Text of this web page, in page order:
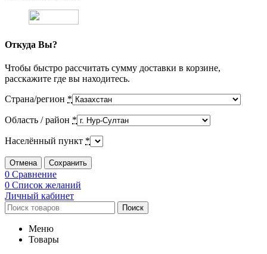
Откуда Вы?
Чтобы быстро рассчитать сумму доставки в корзине,
расскажите где вы находитесь.
Страна/регион *
Область / район *
Населённый пункт *
Отмена Сохранить
0 Сравнение
0 Список желаний
Личный кабинет
Поиск
Меню
Товары